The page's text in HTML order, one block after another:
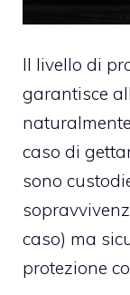
Il livello di
garantisce
caso di
sono
caso) ma
protezione